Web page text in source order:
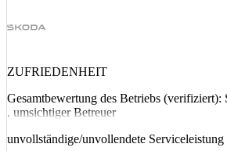
ZUFRIEDENHEIT
Gesamtbewertung des Betriebs (verifiziert):
, umsichtiger Betreuer
unvollständige/unvollendete Serviceleistung